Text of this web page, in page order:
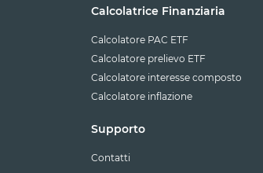
Calcolatrice Finanziaria
Calcolatore PAC ETF
Calcolatore prelievo ETF
Calcolatore interesse composto
Calcolatore inflazione
Supporto
Contatti